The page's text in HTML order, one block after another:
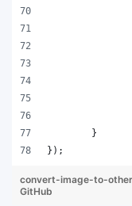
	}
});
convert-image-to-
GitHub